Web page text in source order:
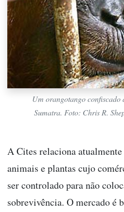
Um orangotango
Sumatra. Foto: Chris R.
A Cites relaciona
animais e plantas cujo
ser controlado para não
sobrevivência. O mercado é